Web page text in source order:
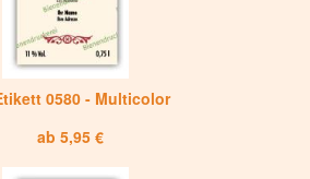
0580 - Multicolor
ab 5,95 €